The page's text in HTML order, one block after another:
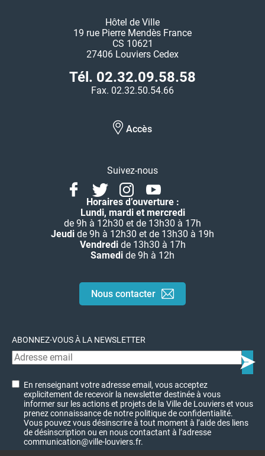
Hôtel de Ville
19 rue Pierre Mendès France
CS 10621
27406 Louviers Cedex
Tél. 02.32.09.58.58
Fax. 02.32.50.54.66
Accès
Suivez-nous
FacebookTwitterInstagramYoutube
Horaires d’ouverture :
Lundi, mardi et mercredi
de 9h à 12h30 et de 13h30 à 17h
Jeudi de 9h à 12h30 et de 13h30 à 19h
Vendredide 13h30 à 17h
Samedi de 9h à 12h
Nous contacter
ABONNEZ-VOUS À LA NEWSLETTER
En renseignant votre adresse email, vous acceptez
explicitement de recevoir la newsletter destinée à vous
informer sur les actions et projets de la Ville de Louviers et vous
prenez connaissance de notre politique de confidentialité.
Vous pouvez vous désinscrire à tout moment à l’aide des liens
de désinscription ou en nous contactant à l’adresse
communication@ville-louviers.fr.